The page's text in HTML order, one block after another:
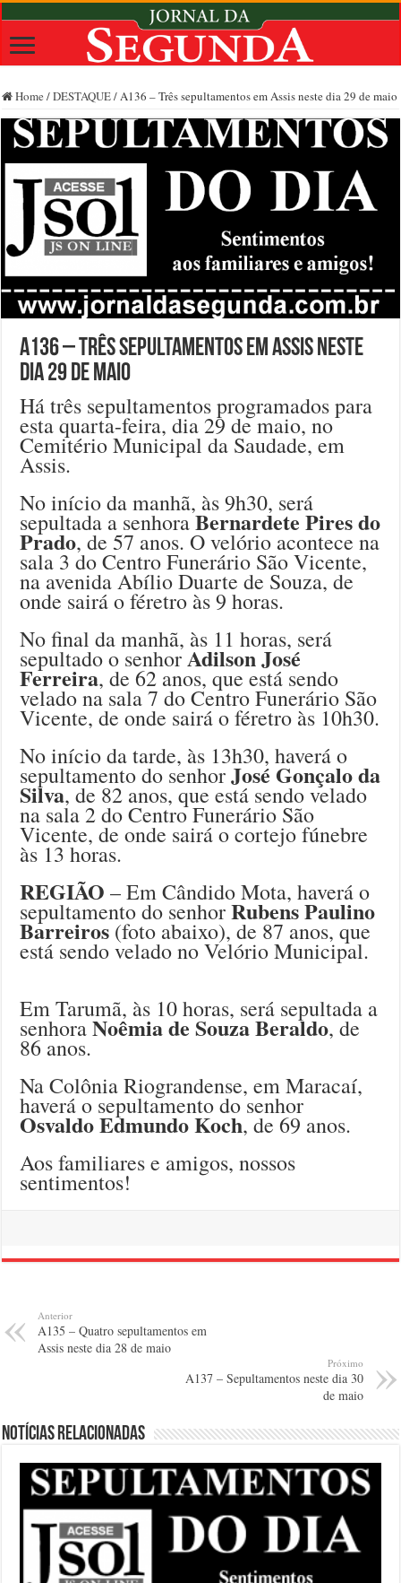
Home /DESTAQUE/A136 – Três sepultamentos em Assis neste dia 29 de maio
A136 – Três sepultamentos em Assis neste
dia 29 de maio
Há três sepultamentos programados para
esta quarta-feira, dia 29 de maio, no
Cemitério Municipal da Saudade, em
Assis.
No início da manhã, às 9h30, será
sepultada a senhoraBernardete Pires do
Prado, de 57 anos. O velório acontece na
sala 3 do Centro Funerário São Vicente,
na avenida Abílio Duarte de Souza, de
onde sairá o féretro às 9 horas.
No final da manhã, às 11 horas, será
sepultado o senhorAdilson José
Ferreira, de 62 anos, que está sendo
velado na sala 7 do Centro Funerário São
Vicente, de onde sairá o féretro às 10h30.
No início da tarde, às 13h30, haverá o
sepultamento do senhorJosé Gonçalo da
Silva, de 82 anos, que está sendo velado
na sala 2 do Centro Funerário São
Vicente, de onde sairá o cortejo fúnebre
às 13 horas.
REGIÃO – Em Cândido Mota, haverá o
sepultamento do senhorRubens Paulino
Barreiros (foto abaixo), de 87 anos, que
está sendo velado no Velório Municipal.
Em Tarumã, às 10 horas, será sepultada a
senhoraNoêmia de Souza Beraldo, de
86 anos.
Na Colônia Riograndense, em Maracaí,
haverá o sepultamento do senhor
Osvaldo Edmundo Koch, de 69 anos.
Aos familiares e amigos, nossos
sentimentos!
Anterior
A135 – Quatro sepultamentos em
Assis neste dia 28 de maio
Próximo
A137 – Sepultamentos neste dia 30
de maio
Notícias relacionadas